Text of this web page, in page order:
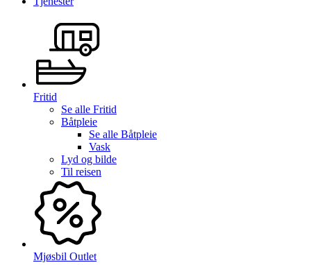
Fritid
Se alle Fritid
Båtpleie
Se alle Båtpleie
Vask
Lyd og bilde
Til reisen
Mjøsbil Outlet